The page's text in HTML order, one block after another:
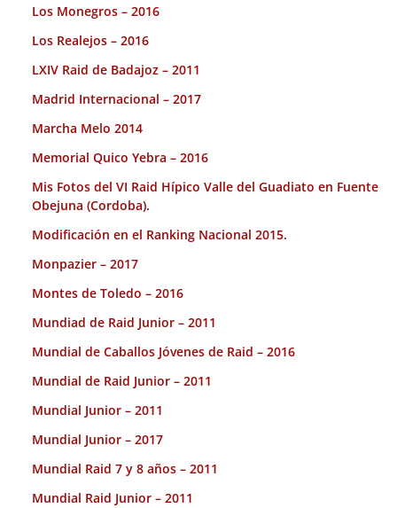
Los Monegros – 2016
Los Realejos – 2016
LXIV Raid de Badajoz – 2011
Madrid Internacional – 2017
Marcha Melo 2014
Memorial Quico Yebra – 2016
Mis Fotos del VI Raid Hípico Valle del Guadiato en Fuente
Obejuna (Cordoba).
Modificación en el Ranking Nacional 2015.
Monpazier – 2017
Montes de Toledo – 2016
Mundiad de Raid Junior – 2011
Mundial de Caballos Jóvenes de Raid – 2016
Mundial de Raid Junior – 2011
Mundial Junior – 2011
Mundial Junior – 2017
Mundial Raid 7 y 8 años – 2011
Mundial Raid Junior – 2011